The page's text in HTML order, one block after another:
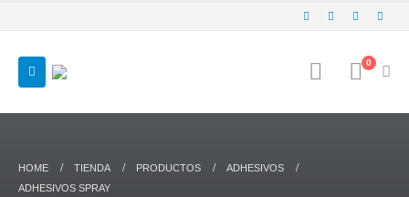
0
HOME TIENDA PRODUCTOS
ADHESIVOS
ADHESIVOS SPRAY